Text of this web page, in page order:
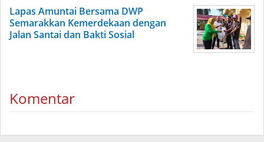
Lapas Amuntai Bersama DWP
Semarakkan Kemerdekaan dengan
Jalan Santai dan Bakti Sosial
Komentar